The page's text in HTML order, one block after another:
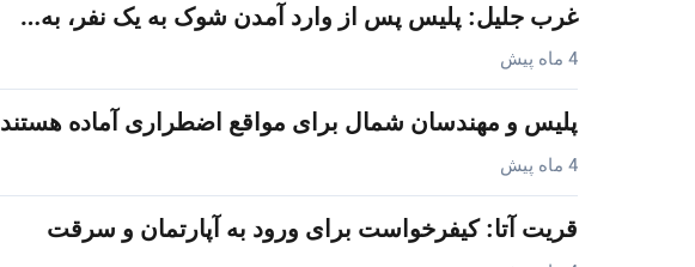
غرب جلیل: پلیس پس از وارد آمدن شوک به یک نفر، به…
4 ماه پیش
پلیس و مهندسان شمال برای مواقع اضطراری آماده هستند
4 ماه پیش
قریت آتا: کیفرخواست برای ورود به آپارتمان و سرقت